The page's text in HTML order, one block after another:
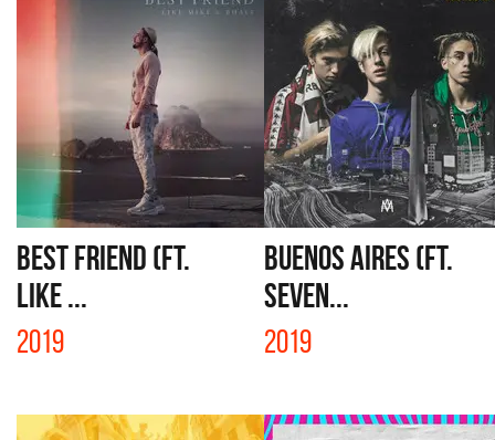
BEST FRIEND (FT.
LIKE ...
2019
BUENOS AIRES (FT.
SEVEN...
2019